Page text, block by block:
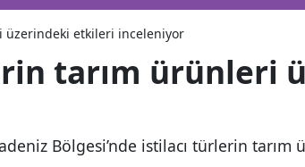
üzerindeki etkileri inceleniyor
tarım
Bölgesi’nde istilacı türlerin